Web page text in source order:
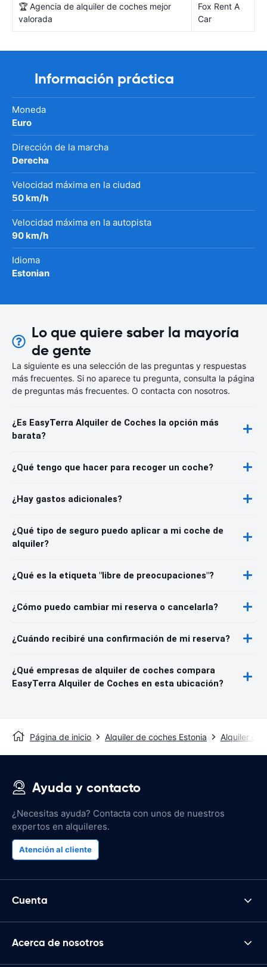
🏆 Agencia de alquiler de coches mejor
valorada
Fox Rent A
Car
Información práctica
Moneda
Euro
Dirección de la marcha
Derecha
Velocidad máxima en la ciudad
50 km/h
Velocidad máxima en la autopista
90 km/h
Idioma
Estonian
Lo que quiere saber la mayoría
de gente
La siguiente es una selección de las preguntas y respuestas
más frecuentes. Si no aparece tu pregunta, consulta la página
de preguntas más frecuentes. O contacta con nosotros.
¿Es EasyTerra Alquiler de Coches la opción más
barata?
¿Qué tengo que hacer para recoger un coche?
¿Hay gastos adicionales?
¿Qué tipo de seguro puedo aplicar a mi coche de
alquiler?
¿Qué es la etiqueta "libre de preocupaciones"?
¿Cómo puedo cambiar mi reserva o cancelarla?
¿Cuándo recibiré una confirmación de mi reserva?
¿Qué empresas de alquiler de coches compara
EasyTerra Alquiler de Coches en esta ubicación?
Página de inicio Alquiler de coches Estonia Alquiler de
Ayuda y contacto
¿Necesitas ayuda? Contacta con unos de nuestros
expertos en alquileres.
Atención al cliente
Cuenta
Acerca de nosotros